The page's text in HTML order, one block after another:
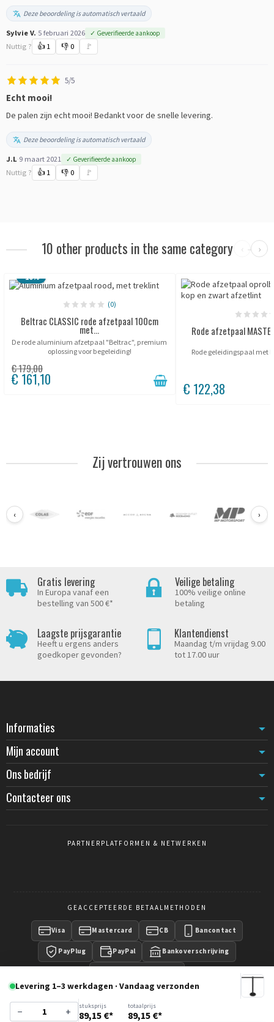
Deze beoordeling is automatisch vertaald
Sylvie V.·5 februari 2026 ✓ Geverifieerde aankoop
Nuttig ? 👍 1 👎 0 🚩
5/5
Echt mooi!
De palen zijn echt mooi! Bedankt voor de snelle levering.
Deze beoordeling is automatisch vertaald
J.L·9 maart 2021 ✓ Geverifieerde aankoop
Nuttig ? 👍 1 👎 0 🚩
10 other products in the same category ‹ ›
-10%
(0)
Beltrac CLASSIC rode afzetpaal 100cm
met...
De rode aluminium afzetpaal "Beltrac", premium
oplossing voor begeleiding!
€ 179,00
€ 161,10
Rode afzetpaal
Rode geleidingspaal met
€ 122,38
Zij vertrouwen ons
‹ ›
Levering 1–3 werkdagen · Vandaag verzonden
− + stuksprijs totaalprijs
89,15 €* 89,15 €*
Gratis levering
In Europa vanaf een
bestelling van 500 €*
Veilige betaling
100% veilige online
betaling
Laagste prijsgarantie
Heeft u ergens anders
goedkoper gevonden?
Klantendienst
Maandag t/m vrijdag 9.00
tot 17.00 uur
Informaties
Mijn account
Ons bedrijf
Contacteer ons
PARTNERPLATFORMEN & NETWERKEN
GEACCEPTEERDE BETAALMETHODEN
Visa Mastercard CB Bancontact
PayPlug PayPal Bankoverschrijving